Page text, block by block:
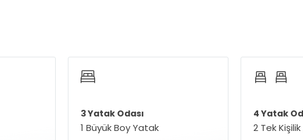
3 Yatak Odası
1 Büyük Boy Yatak
4 Yatak
2 Tek